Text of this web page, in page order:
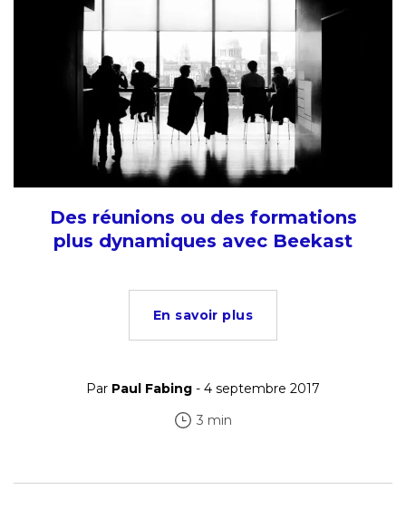
Des réunions ou des formations
plus dynamiques avec Beekast
En savoir plus
Par Paul Fabing - 4 septembre 2017
3 min